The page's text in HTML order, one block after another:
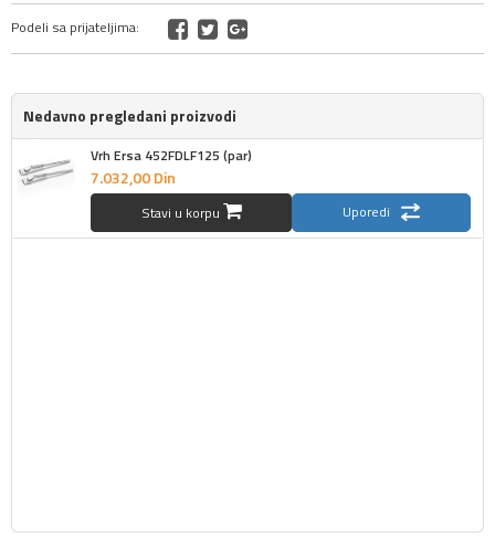
Podeli sa prijateljima:
Nedavno pregledani proizvodi
Vrh Ersa 452FDLF125 (par)
7.032,00Din
Stavi u korpu Uporedi